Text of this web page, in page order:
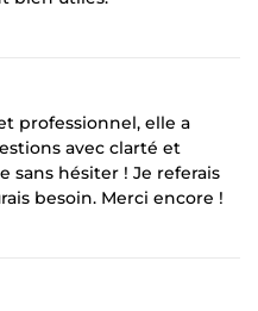
professionnel, elle a
avec clarté et
sans hésiter ! Je referais
besoin. Merci encore !